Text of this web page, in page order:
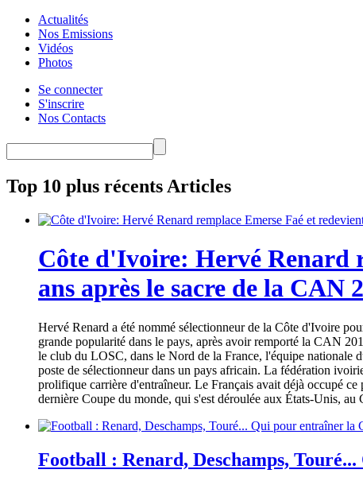
Actualités
Nos Emissions
Vidéos
Photos
Se connecter
S'inscrire
Nos Contacts
Top 10 plus récents Articles
Côte d'Ivoire: Hervé Renard
ans après le sacre de la CAN
Hervé Renard a été nommé sélectionneur de la Côte d'Ivoire
grande popularité dans le pays, après avoir remporté la CAN
le club du LOSC, dans le Nord de la France, l'équipe nationale
poste de sélectionneur dans un pays africain. La fédération
prolifique carrière d'entraîneur. Le Français avait déjà occupé
dernière Coupe du monde, qui s'est déroulée aux États-Unis,
Football : Renard, Deschamps,